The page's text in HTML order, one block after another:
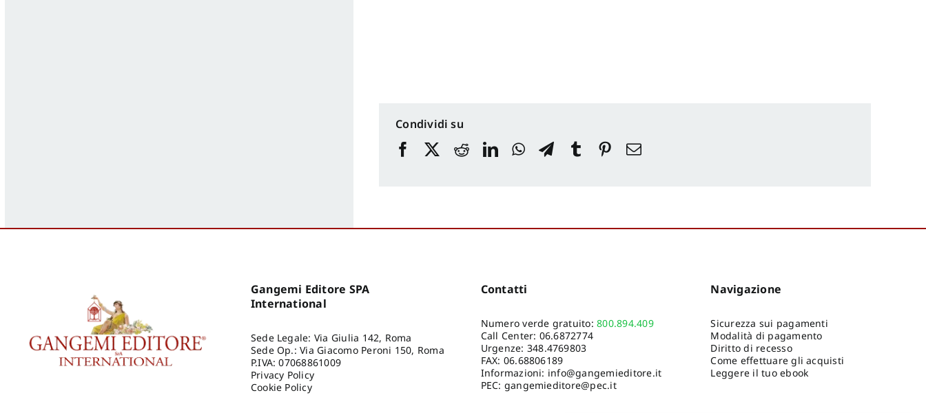
Condividi su
Gangemi Editore SPA
International
Sede Legale: Via Giulia 142, Roma
Sede Op.: Via Giacomo Peroni 150, Roma
P.IVA: 07068861009
Privacy Policy
Cookie Policy
Contatti
Numero verde gratuito:800.894.409
Call Center: 06.6872774
Urgenze: 348.4769803
FAX: 06.68806189
Informazioni: info@gangemieditore.it
PEC: gangemieditore@pec.it
Navigazione
Sicurezza sui pagamenti
Modalità di pagamento
Diritto di recesso
Come effettuare gli acquisti
Leggere il tuo ebook